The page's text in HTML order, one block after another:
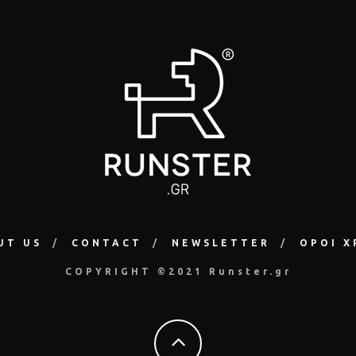
US CONTACT NEWSLETTER ΟΡΟΙ
COPYRIGHT ©2021 Runster.gr